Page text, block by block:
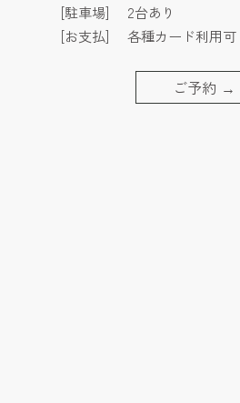
[駐車場]
2台あり
[お支払]
各種カード利用可
ご予約 →